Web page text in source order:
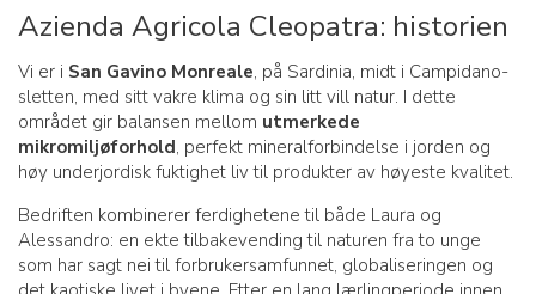
Azienda Agricola Cleopatra: historien
Vi er i San Gavino Monreale, på Sardinia, midt i Campidano-
sletten, med sitt vakre klima og sin litt vill natur. I dette
området gir balansen mellom utmerkede
mikromiljøforhold, perfekt mineralforbindelse i jorden og
høy underjordisk fuktighet liv til produkter av høyeste kvalitet.
Bedriften kombinerer ferdighetene til både Laura og
Alessandro: en ekte tilbakevending til naturen fra to unge
som har sagt nei til forbrukersamfunnet, globaliseringen og